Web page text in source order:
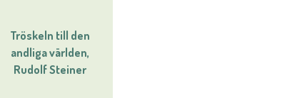
Tröskeln till den
andliga världen,
Rudolf Steiner